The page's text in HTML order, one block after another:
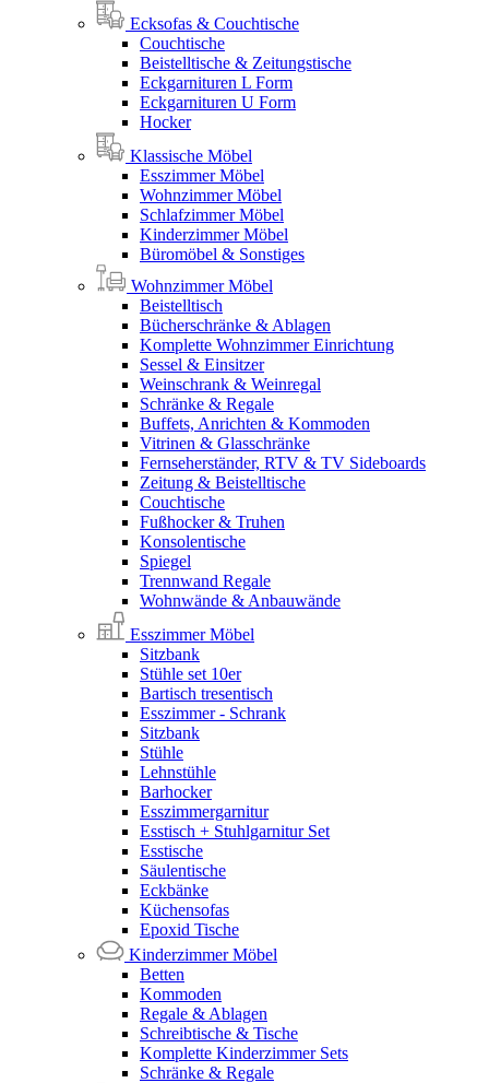
Ecksofas & Couchtische
Couchtische
Beistelltische & Zeitungstische
Eckgarnituren L Form
Eckgarnituren U Form
Hocker
Klassische Möbel
Esszimmer Möbel
Wohnzimmer Möbel
Schlafzimmer Möbel
Kinderzimmer Möbel
Büromöbel & Sonstiges
Wohnzimmer Möbel
Beistelltisch
Bücherschränke & Ablagen
Komplette Wohnzimmer Einrichtung
Sessel & Einsitzer
Weinschrank & Weinregal
Schränke & Regale
Buffets, Anrichten & Kommoden
Vitrinen & Glasschränke
Fernseherständer, RTV & TV Sideboards
Zeitung & Beistelltische
Couchtische
Fußhocker & Truhen
Konsolentische
Spiegel
Trennwand Regale
Wohnwände & Anbauwände
Esszimmer Möbel
Sitzbank
Stühle set 10er
Bartisch tresentisch
Esszimmer - Schrank
Sitzbank
Stühle
Lehnstühle
Barhocker
Esszimmergarnitur
Esstisch + Stuhlgarnitur Set
Esstische
Säulentische
Eckbänke
Küchensofas
Epoxid Tische
Kinderzimmer Möbel
Betten
Kommoden
Regale & Ablagen
Schreibtische & Tische
Komplette Kinderzimmer Sets
Schränke & Regale